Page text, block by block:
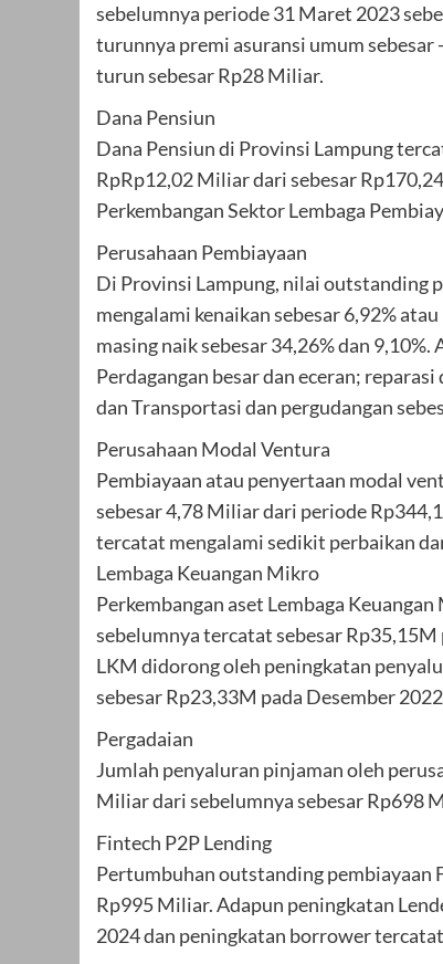
sebelumnya periode 31 Maret 2023
turunnya premi asuransi umum sebesar
turun sebesar Rp28 Miliar.
Dana Pensiun
Dana Pensiun di Provinsi Lampung
RpRp12,02 Miliar dari sebesar
Perkembangan Sektor Lembaga
Perusahaan Pembiayaan
Di Provinsi Lampung, nilai outstanding
mengalami kenaikan sebesar 6,92%
masing naik sebesar 34,26% dan
Perdagangan besar dan eceran;
dan Transportasi dan pergudangan
Perusahaan Modal Ventura
Pembiayaan atau penyertaan modal
sebesar 4,78 Miliar dari periode
tercatat mengalami sedikit perbaikan
Lembaga Keuangan Mikro
Perkembangan aset Lembaga
sebelumnya tercatat sebesar
LKM didorong oleh peningkatan
sebesar Rp23,33M pada Desember
Pergadaian
Jumlah penyaluran pinjaman oleh
Miliar dari sebelumnya sebesar Rp698
Fintech P2P Lending
Pertumbuhan outstanding pembiayaan
Rp995 Miliar. Adapun peningkatan
2024 dan peningkatan borrower